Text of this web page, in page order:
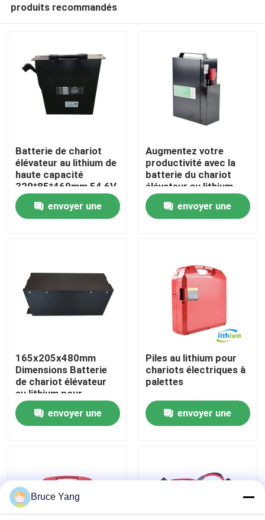
Maison
Produits
Visite d'usine
Demandez une citation
batterie au lithium de chariot élévateur
Batterie de chariot élévateur au lithium-ion de 48 volts
Batterie de camion de palette
produits recommandés
Batterie de chariot
élévateur au lithium de
haute capacité
320*85*469mm 54,6V
Longue durée de vie
envoyer une
Augmentez votre
productivité avec la
batterie du chariot
élévateur au lithium
envoyer une
165x205x480mm
Dimensions Batterie
de chariot élévateur
au lithium pour
applications lourdes
envoyer une
Piles au lithium pour
chariots électriques à
palettes
envoyer une
Bruce Yang